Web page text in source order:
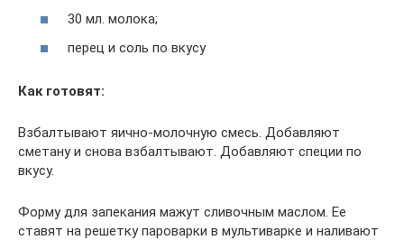
30 мл. молока;
перец и соль по вкусу
Как готовят:
Взбалтывают яично-молочную смесь. Добавляют
сметану и снова взбалтывают. Добавляют специи по
вкусу.
Форму для запекания мажут сливочным маслом. Ее
ставят на решетку пароварки в мультиварке и наливают